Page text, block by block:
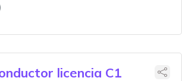
licencia C1